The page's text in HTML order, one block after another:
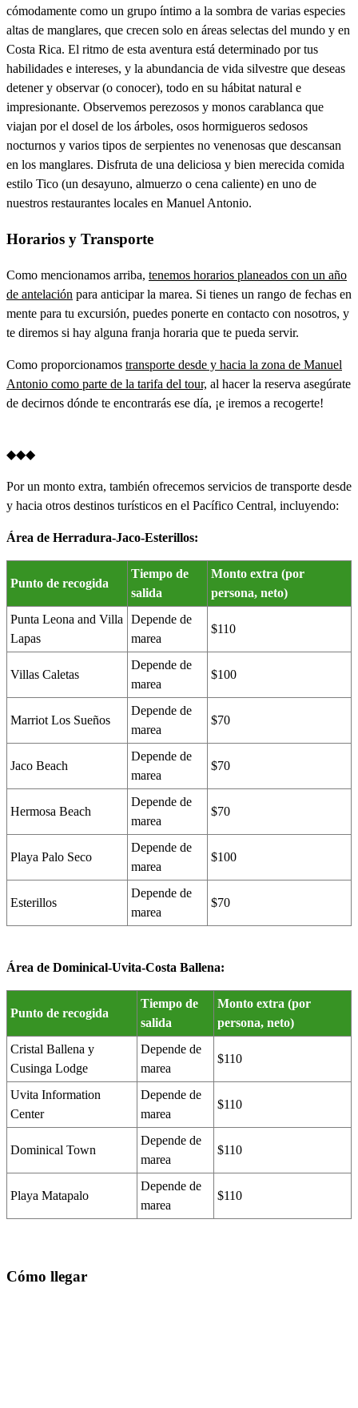
cómodamente como un grupo íntimo a la sombra de varias especies
altas de manglares, que crecen solo en áreas selectas del mundo y en
Costa Rica. El ritmo de esta aventura está determinado por tus
habilidades e intereses, y la abundancia de vida silvestre que deseas
detener y observar (o conocer), todo en su hábitat natural e
impresionante. Observemos perezosos y monos carablanca que
viajan por el dosel de los árboles, osos hormigueros sedosos
nocturnos y varios tipos de serpientes no venenosas que descansan
en los manglares. Disfruta de una deliciosa y bien merecida comida
estilo Tico (un desayuno, almuerzo o cena caliente) en uno de
nuestros restaurantes locales en Manuel Antonio.
Horarios y Transporte
Como mencionamos arriba, tenemos horarios planeados con un año
de antelación para anticipar la marea. Si tienes un rango de fechas en
mente para tu excursión, puedes ponerte en contacto con nosotros, y
te diremos si hay alguna franja horaria que te pueda servir.
Como proporcionamos transporte desde y hacia la zona de Manuel
Antonio como parte de la tarifa del tour, al hacer la reserva asegúrate
de decirnos dónde te encontrarás ese día, ¡e iremos a recogerte!
◆◆◆
Por un monto extra, también ofrecemos servicios de transporte desde
y hacia otros destinos turísticos en el Pacífico Central, incluyendo:
Área de Herradura-Jaco-Esterillos:
Punto de recogida
Tiempo de
salida
Monto extra (por
persona, neto)
Punta Leona and Villa
Lapas
Depende de
marea
$110
Villas Caletas
Depende de
marea
$100
Marriot Los Sueños
Depende de
marea
$70
Jaco Beach
Depende de
marea
$70
Hermosa Beach
Depende de
marea
$70
Playa Palo Seco
Depende de
marea
$100
Esterillos
Depende de
marea
$70
Área de Dominical-Uvita-Costa Ballena:
Punto de recogida
Tiempo de
salida
Monto extra (por
persona, neto)
Cristal Ballena y
Cusinga Lodge
Depende de
marea
$110
Uvita Information
Center
Depende de
marea
$110
Dominical Town
Depende de
marea
$110
Playa Matapalo
Depende de
marea
$110
Cómo llegar